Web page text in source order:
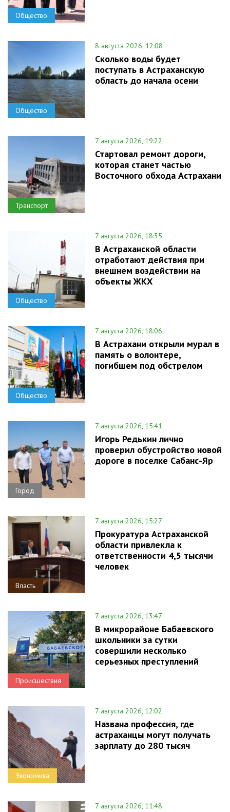
Общество
Общество
8 августа 2026, 12:08
Сколько воды будет
поступать в Астраханскую
область до начала осени
Транспорт
7 августа 2026, 19:22
Стартовал ремонт дороги,
которая станет частью
Восточного обхода Астрахани
Общество
7 августа 2026, 18:35
В Астраханской области
отработают действия при
внешнем воздействии на
объекты ЖКХ
Общество
7 августа 2026, 18:06
В Астрахани открыли мурал в
память о волонтере,
погибшем под обстрелом
Город
7 августа 2026, 15:41
Игорь Редькин лично
проверил обустройство новой
дороге в поселке Сабанс-Яр
Власть
7 августа 2026, 15:27
Прокуратура Астраханской
области привлекла к
ответственности 4,5 тысячи
человек
Происшествия
7 августа 2026, 13:47
В микрорайоне Бабаевского
школьники за сутки
совершили несколько
серьезных преступлений
Экономика
7 августа 2026, 12:02
Названа профессия, где
астраханцы могут получать
зарплату до 280 тысяч
7 августа 2026, 11:48